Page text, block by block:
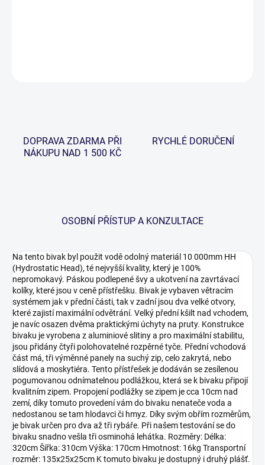
DOPRAVA ZDARMA PŘI
NÁKUPU NAD 1 500 KČ
RYCHLÉ DORUČENÍ
OSOBNÍ PŘÍSTUP A KONZULTACE
Na tento bivak byl použit vodě odolný materiál 10 000mm HH
(Hydrostatic Head), té nejvyšší kvality, který je 100%
nepromokavý. Páskou podlepené švy a ukotvení na zavrtávací
kolíky, které jsou v ceně přístřešku. Bivak je vybaven větracím
systémem jak v přední části, tak v zadní jsou dva velké otvory,
které zajistí maximální odvětrání. Velký přední kšilt nad vchodem,
je navíc osazen dvěma praktickými úchyty na pruty. Konstrukce
bivaku je vyrobena z aluminiové slitiny a pro maximální stabilitu,
jsou přidány čtyři polohovatelné rozpěrné tyče. Přední vchodová
část má, tři výměnné panely na suchý zip, celo zakrytá, nebo
slídová a moskytiéra. Tento přístřešek je dodáván se zesílenou
pogumovanou odnímatelnou podlážkou, která se k bivaku připojí
kvalitním zipem. Propojení podlážky se zipem je cca 10cm nad
zemí, díky tomuto provedení vám do bivaku nenateče voda a
nedostanou se tam hlodavci či hmyz. Díky svým obřím rozměrům,
je bivak určen pro dva až tři rybáře. Při našem testování se do
bivaku snadno vešla tři osminohá lehátka. Rozměry: Délka:
320cm Šířka: 310cm Výška: 170cm Hmotnost: 16kg Transportní
rozměr: 135x25x25cm K tomuto bivaku je dostupný i druhý plášť.